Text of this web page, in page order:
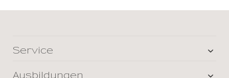
Service
Ausbildungen